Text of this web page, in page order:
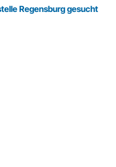
Regensburg gesucht